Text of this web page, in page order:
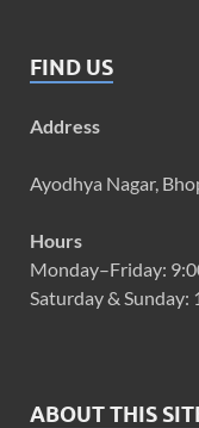
FIND US
Address
Ayodhya Nagar,
Hours
Monday–Friday:
Saturday &
ABOUT THIS